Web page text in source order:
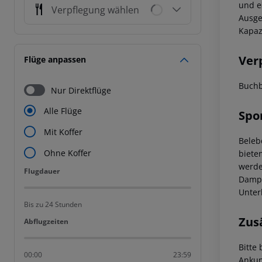
Verpflegung wählen
Flüge anpassen
Nur Direktflüge
Alle Flüge
Mit Koffer
Ohne Koffer
Flugdauer
Flugdauer
Bis zu 24 Stunden
Abflugzeiten
Abflugzeiten
00:00 23:59
und
Bitte